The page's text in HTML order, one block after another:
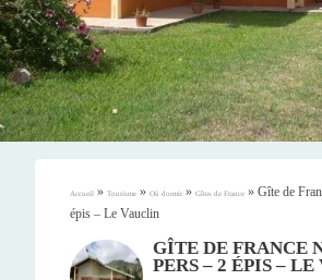
Accueil » Tourisme » Où dormir » Gîtes de France » Gîte de
épis – Le Vauclin
GÎTE DE FRANCE
PERS – 2 ÉPIS –